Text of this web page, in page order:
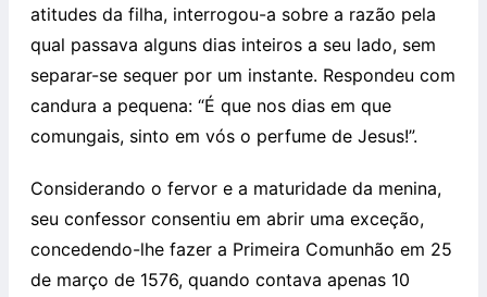
atitudes da filha, interrogou-a sobre a razão pela
qual passava alguns dias inteiros a seu lado, sem
separar-se sequer por um instante. Respondeu com
candura a pequena: “É que nos dias em que
comungais, sinto em vós o perfume de Jesus!”.
Considerando o fervor e a maturidade da menina,
seu confessor consentiu em abrir uma exceção,
concedendo-lhe fazer a Primeira Comunhão em 25
de março de 1576, quando contava apenas 10